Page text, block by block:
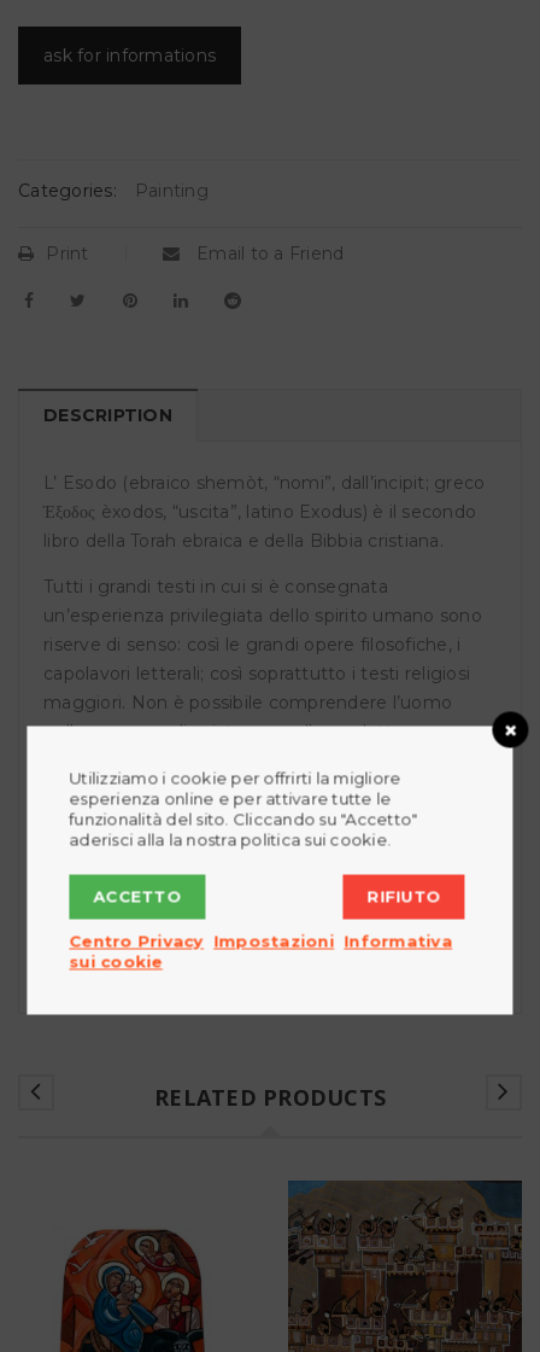
ask for informations
Categories: Painting
Print Email to a Friend
DESCRIPTION
L’ Esodo (ebraico shemòt, “nomi”, dall’incipit; greco
Έξοδος èxodos, “uscita”, latino Exodus) è il secondo
libro della Torah ebraica e della Bibbia cristiana.
Tutti i grandi testi in cui si è consegnata
un’esperienza privilegiata dello spirito umano sono
riserve di senso: così le grandi opere filosofiche, i
capolavori letterali; così soprattutto i testi religiosi
maggiori. Non è possibile comprendere l’uomo
nella sua pena di esistere e nella sua lotta per
gli viene dalla continua “Ricerca”.
E la memoria di questo viaggio sarà anche il luogo
dovrà essere corretta, ogni volta che ci sarà bisogno
di ridestare quel desiderio che aveva innescato il
cammino.
RELATED PRODUCTS
Utilizziamo i cookie per offrirti la migliore
esperienza online e per attivare tutte le
funzionalità del sito. Cliccando su "Accetto"
aderisci alla la nostra politica sui cookie.
ACCETTO RIFIUTO
Centro Privacy Impostazioni Informativa
sui cookie